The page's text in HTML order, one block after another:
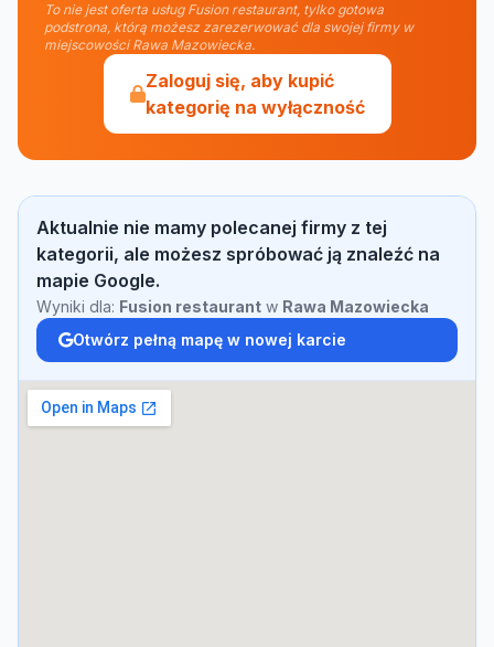
To nie jest oferta usług Fusion restaurant, tylko gotowa
podstrona, którą możesz zarezerwować dla swojej firmy w
miejscowości Rawa Mazowiecka.
Zaloguj się, aby kupić
kategorię na wyłączność
Aktualnie nie mamy polecanej firmy z tej
kategorii, ale możesz spróbować ją znaleźć na
mapie Google.
Wyniki dla: Fusion restaurant w Rawa Mazowiecka
Otwórz pełną mapę w nowej karcie